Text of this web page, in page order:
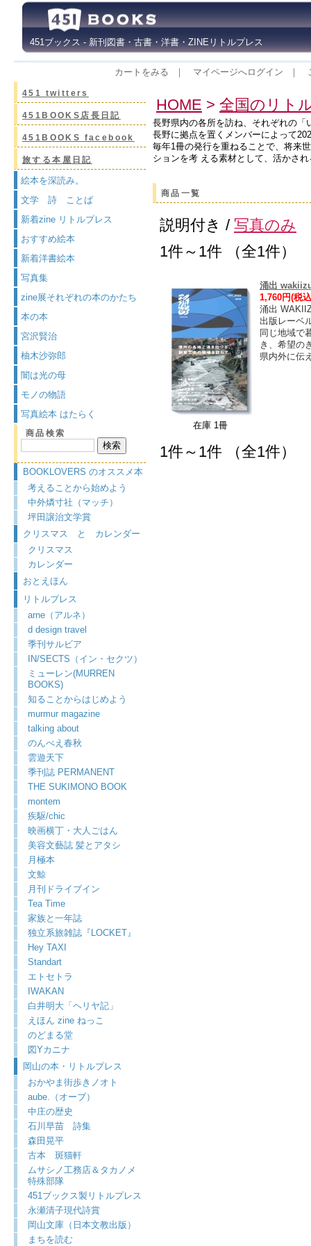
451ブックス - 新刊図書・古書・洋書・ZINEリトルプレス
カートをみる ｜ マイページへログイン ｜
451 twitters
451BOOKS店長日記
451BOOKS facebook
旅する本屋日記
絵本を深読み。
文学 詩 ことば
新着zine リトルプレス
おすすめ絵本
新着洋書絵本
写真集
zine展それぞれの本のかたち
本の本
宮沢賢治
柚木沙弥郎
闇は光の母
モノの物語
写真絵本 はたらく
商品検索
BOOKLOVERS のオススメ本
考えることから始めよう
中外燐寸社（マッチ）
坪田譲治文学賞
クリスマス と カレンダー
クリスマス
カレンダー
おとえほん
リトルプレス
arne（アルネ）
d design travel
季刊サルビア
IN/SECTS（イン・セクツ）
ミューレン(MURREN
BOOKS)
知ることからはじめよう
murmur magazine
talking about
のんべえ春秋
雲遊天下
季刊誌 PERMANENT
THE SUKIMONO BOOK
montem
疾駆/chic
映画横丁・大人ごはん
美容文藝誌 髪とアタシ
月極本
文鯨
月刊ドライブイン
Tea Time
家族と一年誌
独立系旅雑誌『LOCKET』
Hey TAXI
Standart
エトセトラ
IWAKAN
白井明大「ヘリヤ記」
えほん zine ねっこ
のどまる堂
図Yカニナ
岡山の本・リトルプレス
おかやま街歩きノオト
aube.（オーブ）
中庄の歴史
石川早苗 詩集
森田晃平
古本 斑猫軒
ムサシノ工務店＆タカノメ
特殊部隊
451ブックス製リトルプレス
永瀬清子現代詩賞
岡山文庫（日本文教出版）
まちを読む
HOME > 全国のリト
長野県内の各所を訪ね、それぞれの
長野に拠点を置くメンバーによって
毎年1冊の発行を重ねることで、将来
ションを考 える素材として、活かさ
商品一覧
説明付き / 写真のみ
1件～1件 （全1件）
在庫 1冊
涌出
1,760円(税
涌出
出版レーベ
同じ地域で
き、希望の
県内外に伝
1件～1件 （全1件）